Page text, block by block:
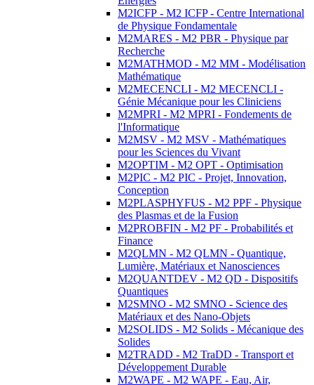
M2ICFP - M2 ICFP - Centre International
de Physique Fondamentale
M2MARES - M2 PBR - Physique par
Recherche
M2MATHMOD - M2 MM - Modélisation
Mathématique
M2MECENCLI - M2 MECENCLI -
Génie Mécanique pour les Cliniciens
M2MPRI - M2 MPRI - Fondements de
l'Informatique
M2MSV - M2 MSV - Mathématiques
pour les Sciences du Vivant
M2OPTIM - M2 OPT - Optimisation
M2PIC - M2 PIC - Projet, Innovation,
Conception
M2PLASPHYFUS - M2 PPF - Physique
des Plasmas et de la Fusion
M2PROBFIN - M2 PF - Probabilités et
Finance
M2QLMN - M2 QLMN - Quantique,
Lumière, Matériaux et Nanosciences
M2QUANTDEV - M2 QD - Dispositifs
Quantiques
M2SMNO - M2 SMNO - Science des
Matériaux et des Nano-Objets
M2SOLIDS - M2 Solids - Mécanique des
Solides
M2TRADD - M2 TraDD - Transport et
Développement Durable
M2WAPE - M2 WAPE - Eau, Air,